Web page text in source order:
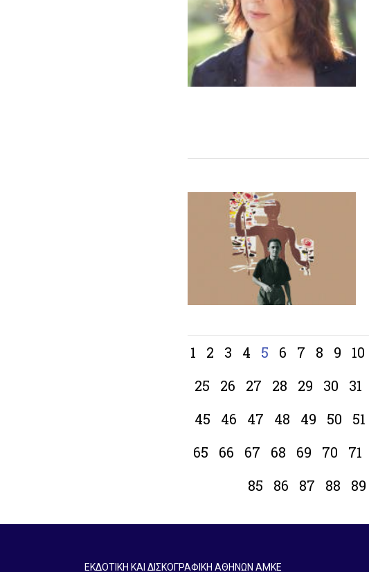
1 2 3 4 5 6 7 8 9 10
25
26 27 28 29 30 31
45
46 47 48 49 50 51
65
66 67 68 69 70 71
85
86 87 88 89
ΕΚΔΟΤΙΚΗ ΚΑΙ ΔΙΣΚΟΓΡΑΦΙΚΗ ΑΘΗΝΩΝ ΑΜΚΕ